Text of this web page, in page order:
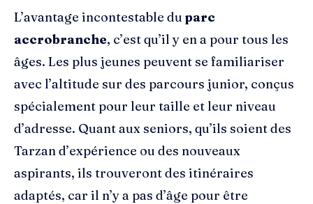
L’avantage incontestable du parc
accrobranche, c’est qu’il y en a pour tous les
âges. Les plus jeunes peuvent se familiariser
avec l’altitude sur des parcours junior, conçus
spécialement pour leur taille et leur niveau
d’adresse. Quant aux seniors, qu’ils soient des
Tarzan d’expérience ou des nouveaux
aspirants, ils trouveront des itinéraires
adaptés, car il n’y a pas d’âge pour être